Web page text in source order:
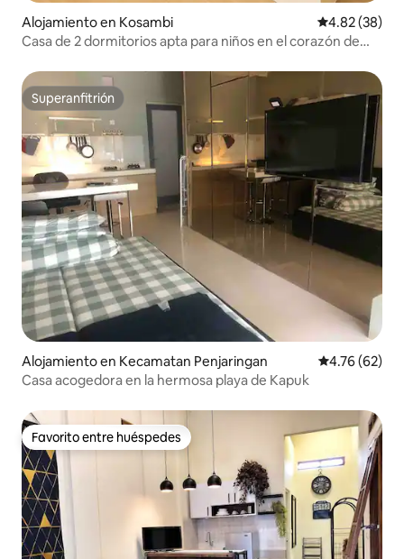
Alojamiento en Kosambi Calificación
4.82 (38)
Casa de 2 dormitorios apta para niños en el corazón de
Superanfitrión
Superanfitrión
Alojamiento en Kecamatan Penjaringan Calificación
4.76 (62)
Casa acogedora en la hermosa playa de Kapuk
Favorito entre huéspedes
Favorito entre huéspedes